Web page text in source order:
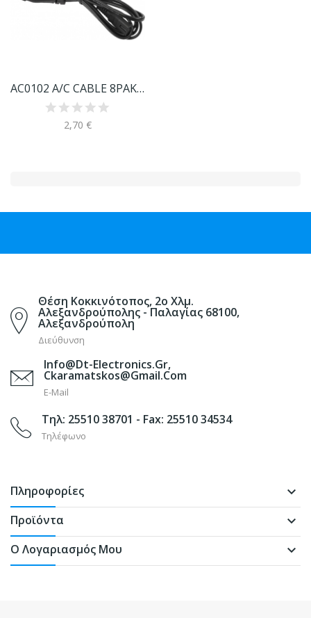
AC0102 A/C CABLE 8ΡΑΚΙ 1,8M 2X0.75
2,70 €
Θέση Κοκκινότοπος, 2ο Χλμ.
Αλεξανδρούπολης - Παλαγίας 68100,
Αλεξανδρούπολη
Διεύθυνση
Info@dt-Electronics.gr,
Ckaramatskos@gmail.com
E-Mail
Τηλ: 25510 38701 - Fax: 25510 34534
Τηλέφωνο
Πληροφορίες keyboard_arrow_down
Προϊόντα keyboard_arrow_down
Ο Λογαριασμός Μου keyboard_arrow_down